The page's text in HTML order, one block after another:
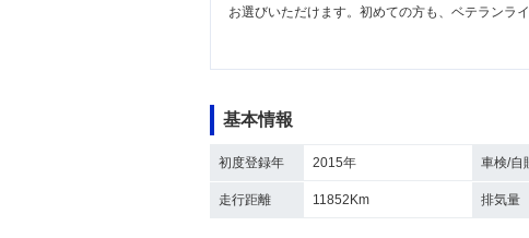
お選びいただけます。初めての方も、ベテランラ
基本情報
初度登録年 2015年 車検/自
走行距離 11852Km 排気量